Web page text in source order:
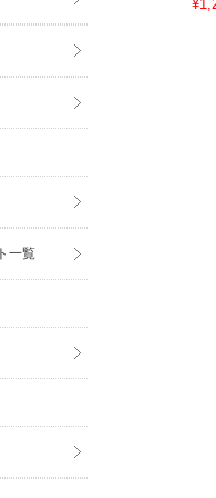
一覧